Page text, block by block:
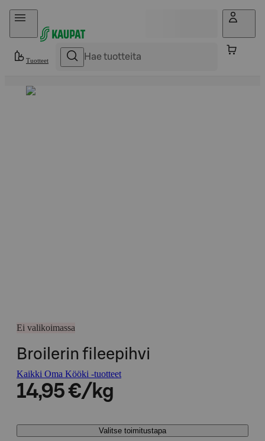
Hyppää sisältöön
Tuotteet
Ei valikoimassa
Broilerin fileepihvi
Kaikki Oma Kööki -tuotteet
14,95 €/kg
Valitse toimitustapa